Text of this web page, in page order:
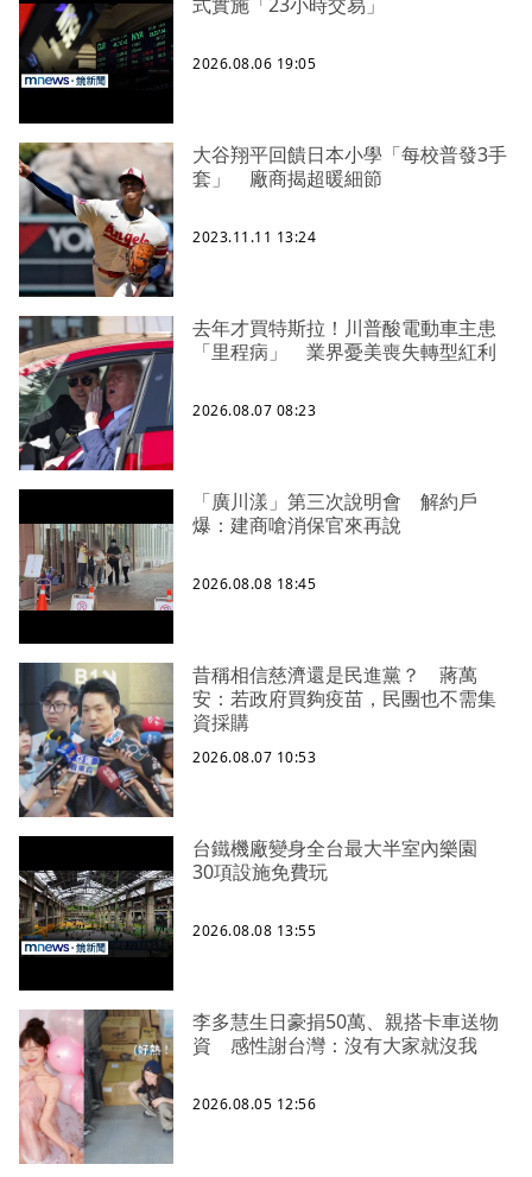
2026.08.06 19:05
大谷翔平回饋日本小學「每校普發3手
套」 廠商揭超暖細節
2023.11.11 13:24
去年才買特斯拉！川普酸電動車主患
「里程病」 業界憂美喪失轉型紅利
2026.08.07 08:23
「廣川漾」第三次說明會 解約戶
爆：建商嗆消保官來再說
2026.08.08 18:45
昔稱相信慈濟還是民進黨？ 蔣萬
安：若政府買夠疫苗，民團也不需集
資採購
2026.08.07 10:53
台鐵機廠變身全台最大半室內樂園
30項設施免費玩
2026.08.08 13:55
李多慧生日豪捐50萬、親搭卡車送物
資 感性謝台灣：沒有大家就沒我
2026.08.05 12:56